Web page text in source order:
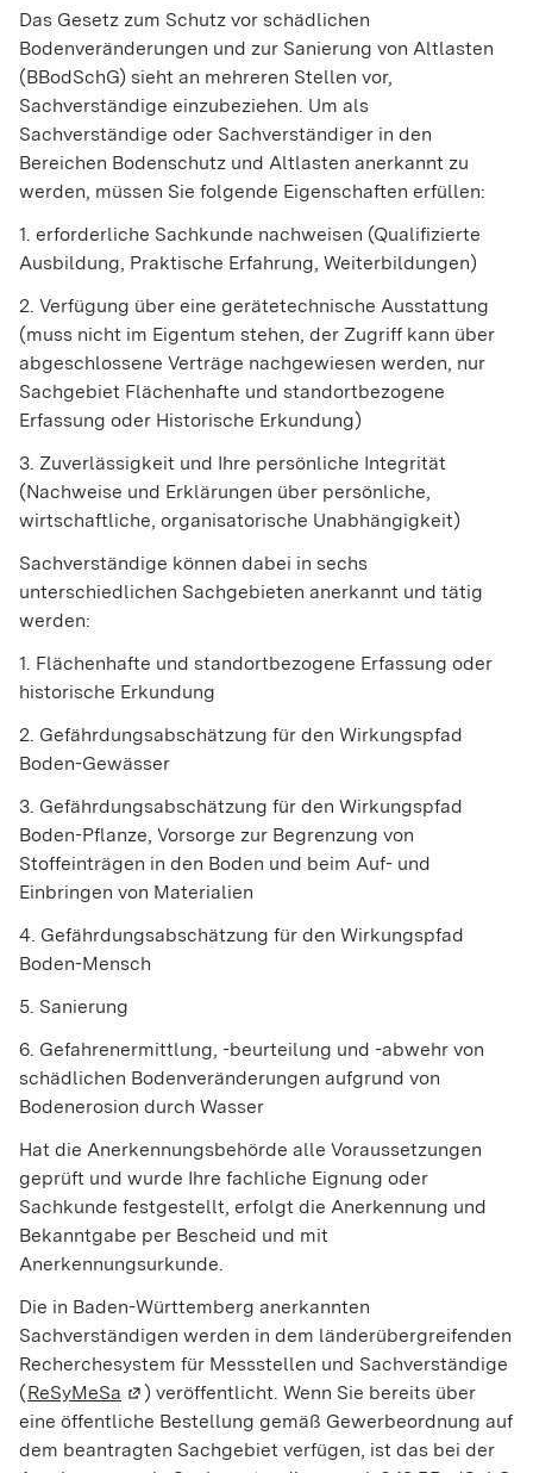
Das Gesetz zum Schutz vor schädlichen
Bodenveränderungen und zur Sanierung von Altlasten
(BBodSchG) sieht an mehreren Stellen vor,
Sachverständige einzubeziehen. Um als
Sachverständige oder Sachverständiger in den
Bereichen Bodenschutz und Altlasten anerkannt zu
werden, müssen Sie folgende Eigenschaften erfüllen:
1. erforderliche Sachkunde nachweisen (Qualifizierte
Ausbildung, Praktische Erfahrung, Weiterbildungen)
2. Verfügung über eine gerätetechnische Ausstattung
(muss nicht im Eigentum stehen, der Zugriff kann über
abgeschlossene Verträge nachgewiesen werden, nur
Sachgebiet Flächenhafte und standortbezogene
Erfassung oder Historische Erkundung)
3. Zuverlässigkeit und Ihre persönliche Integrität
(Nachweise und Erklärungen über persönliche,
wirtschaftliche, organisatorische Unabhängigkeit)
Sachverständige können dabei in sechs
unterschiedlichen Sachgebieten anerkannt und tätig
werden:
1. Flächenhafte und standortbezogene Erfassung oder
historische Erkundung
2. Gefährdungsabschätzung für den Wirkungspfad
Boden-Gewässer
3. Gefährdungsabschätzung für den Wirkungspfad
Boden-Pflanze, Vorsorge zur Begrenzung von
Stoffeinträgen in den Boden und beim Auf- und
Einbringen von Materialien
4. Gefährdungsabschätzung für den Wirkungspfad
Boden-Mensch
5. Sanierung
6. Gefahrenermittlung, -beurteilung und -abwehr von
schädlichen Bodenveränderungen aufgrund von
Bodenerosion durch Wasser
Hat die Anerkennungsbehörde alle Voraussetzungen
geprüft und wurde Ihre fachliche Eignung oder
Sachkunde festgestellt, erfolgt die Anerkennung und
Bekanntgabe per Bescheid und mit
Anerkennungsurkunde.
Die in Baden-Württemberg anerkannten
Sachverständigen werden in dem länderübergreifenden
Recherchesystem für Messstellen und Sachverständige
(ReSyMeSa (Wird in einem neuen Fenster geöffnet)
) veröffentlicht. Wenn Sie bereits über
eine öffentliche Bestellung gemäß Gewerbeordnung auf
dem beantragten Sachgebiet verfügen, ist das bei der